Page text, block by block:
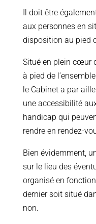
Il doit être
aux personnes en
disposition au pied
Situé en plein cœur
à pied de
le Cabinet a par
une accessibilité
handicap qui
rendre en rendez-
Bien évidemment,
sur le lieu des
organisé en
dernier soit situé
non.